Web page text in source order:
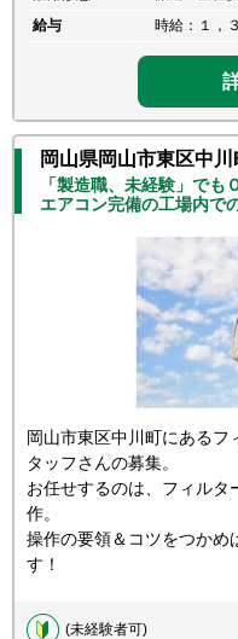
給与
時給：１，
岡山県岡山市東区中
「製造職、未経験」でも
エアコン完備の工場内で
岡山市東区中川町にあるフ
タッフさんの募集。
お任せするのは、フィルタ
作。
操作の要領＆コツをつかめ
す！
(未経験者可)